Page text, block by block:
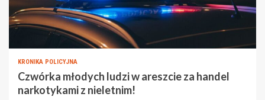
KRONIKA POLICYJNA
Czwórka młodych ludzi w areszcie za handel
narkotykami z nieletnim!